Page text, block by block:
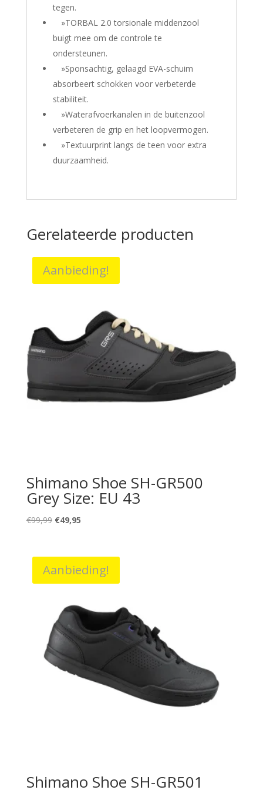
tegen.
»TORBAL 2.0 torsionale middenzool
buigt mee om de controle te
ondersteunen.
»Sponsachtig, gelaagd EVA-schuim
absorbeert schokken voor verbeterde
stabiliteit.
»Waterafvoerkanalen in de buitenzool
verbeteren de grip en het loopvermogen.
»Textuurprint langs de teen voor extra
duurzaamheid.
Gerelateerde producten
Aanbieding!
Shimano Shoe SH-GR500
Grey Size: EU 43
€99,99 Oorspronkelijke
€99,99.
€49,95Huidige
€49,95.
Aanbieding!
Shimano Shoe SH-GR501